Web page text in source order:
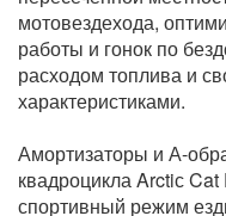
мотовездехода,
работы и гонок по
расходом топлива и
характеристиками.
Амортизаторы и А-
квадроцикла Arctiс
спортивный режим